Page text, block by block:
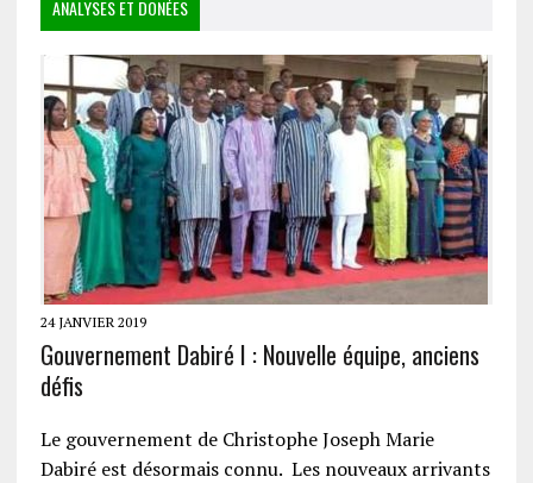
ANALYSES ET DONÉES
24 JANVIER 2019
Gouvernement Dabiré I : Nouvelle équipe, anciens
défis
Le gouvernement de Christophe Joseph Marie
Dabiré est désormais connu. Les nouveaux arrivants